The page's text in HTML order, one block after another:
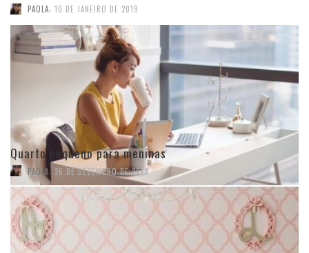
PAOLA 10 DE JANEIRO DE 2019
Quarto pequeno para meninas
PAOLA, 26 DE DEZEMBRO DE 2018